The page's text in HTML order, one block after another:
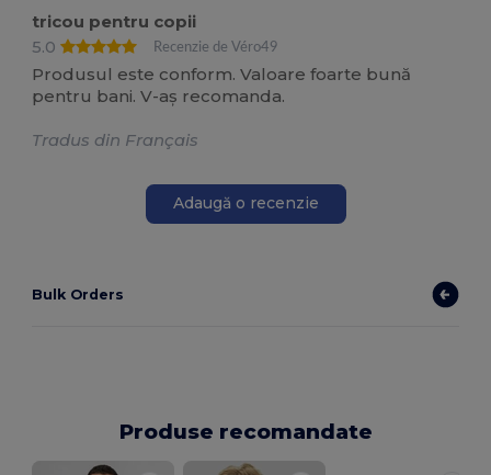
tricou pentru copii
5.0
Recenzie de Véro49
Produsul este conform. Valoare foarte bună
pentru bani. V-aș recomanda.
Tradus din Français
Adaugă o recenzie
Bulk Orders
Produse recomandate